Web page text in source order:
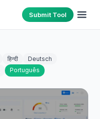
Submit Tool
हिन्दी
Deutsch
Português